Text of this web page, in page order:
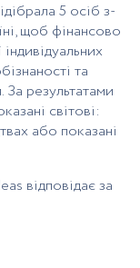
5 осіб з-
щоб фінансово
та
результатами
світові:
або показані
відповідає за